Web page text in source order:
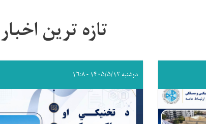
تازه ترین اخبار
دوشنبه ۱۴۰۵/۵/۱۲ - ۱۶:۸